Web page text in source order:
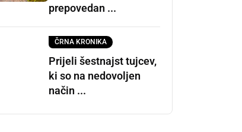
prepovedan ...
ČRNA KRONIKA
Prijeli šestnajst tujcev,
ki so na nedovoljen
način ...